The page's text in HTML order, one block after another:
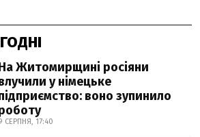
Житомирщині росіяни
у німецьке
воно зупинило
СЕРПНЯ, 17:40